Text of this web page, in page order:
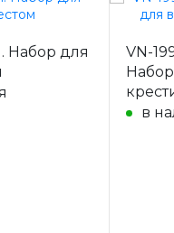
Набор для
VN-
в